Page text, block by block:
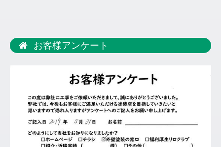
お客様アンケート